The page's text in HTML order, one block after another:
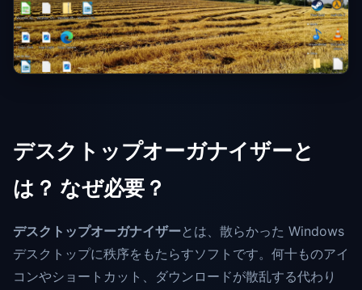
デスクトップオーガナイザーと
は？ なぜ必要？
デスクトップオーガナイザーとは、散らかった Windows
デスクトップに秩序をもたらすソフトです。何十ものアイ
コンやショートカット、ダウンロードが散乱する代わり